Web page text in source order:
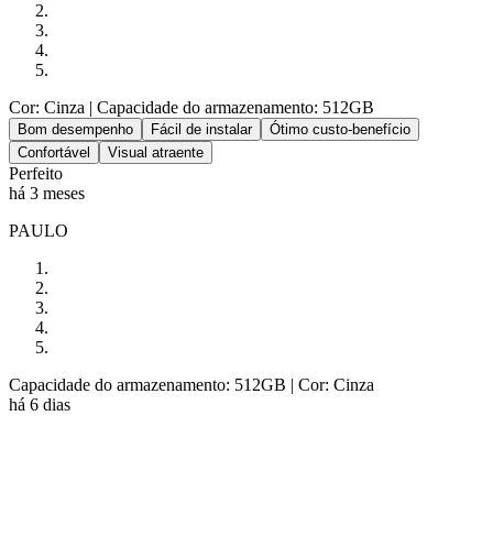
Cor: Cinza | Capacidade do armazenamento: 512GB
Bom desempenho Fácil de instalar
Ótimo custo-benefício
Confortável
Visual atraente
Perfeito
há 3 meses
PAULO
Capacidade do armazenamento: 512GB | Cor: Cinza
há 6 dias